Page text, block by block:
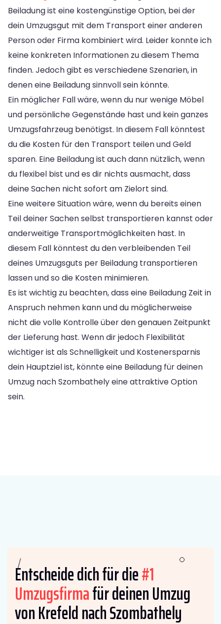
Beiladung ist eine kostengünstige Option, bei der
dein Umzugsgut mit dem Transport einer anderen
Person oder Firma kombiniert wird. Leider konnte ich
keine konkreten Informationen zu diesem Thema
finden. Jedoch gibt es verschiedene Szenarien, in
denen eine Beiladung sinnvoll sein könnte.
Ein möglicher Fall wäre, wenn du nur wenige Möbel
und persönliche Gegenstände hast und kein ganzes
Umzugsfahrzeug benötigst. In diesem Fall könntest
du die Kosten für den Transport teilen und Geld
sparen. Eine Beiladung ist auch dann nützlich, wenn
du flexibel bist und es dir nichts ausmacht, dass
deine Sachen nicht sofort am Zielort sind.
Eine weitere Situation wäre, wenn du bereits einen
Teil deiner Sachen selbst transportieren kannst oder
anderweitige Transportmöglichkeiten hast. In
diesem Fall könntest du den verbleibenden Teil
deines Umzugsguts per Beiladung transportieren
lassen und so die Kosten minimieren.
Es ist wichtig zu beachten, dass eine Beiladung Zeit in
Anspruch nehmen kann und du möglicherweise
nicht die volle Kontrolle über den genauen Zeitpunkt
der Lieferung hast. Wenn dir jedoch Flexibilität
wichtiger ist als Schnelligkeit und Kostenersparnis
dein Hauptziel ist, könnte eine Beiladung für deinen
Umzug nach Szombathely eine attraktive Option
sein.
Entscheide dich für die#1
Umzugsfirmafür deinen Umzug
von Krefeld nach Szombathely